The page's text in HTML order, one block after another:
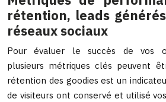
rétention, leads
réseaux sociaux
Pour évaluer le succès de vos
plusieurs métriques clés peuvent
rétention des goodies est un
de visiteurs ont conservé et utilisé